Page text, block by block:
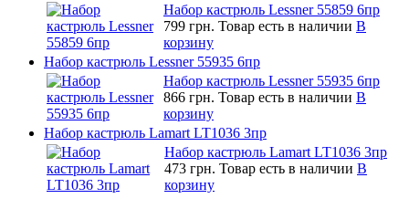
Набор кастрюль Lessner 55859 6пр
799 грн. Товар есть в наличии В
корзину
Набор кастрюль Lessner 55935 6пр
Набор кастрюль Lessner 55935 6пр
866 грн. Товар есть в наличии В
корзину
Набор кастрюль Lamart LT1036 3пр
Набор кастрюль Lamart LT1036 3пр
473 грн. Товар есть в наличии В
корзину